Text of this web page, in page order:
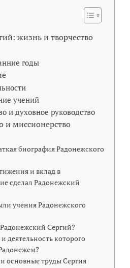
жизнь и творчество
годы
учений
и духовное руководство
и миссионерство
биография Радонежского
и вклад в
сделал Радонежский
учения Радонежского
Сергий?
деятельность которого
основные труды Сергия